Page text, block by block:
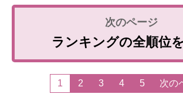
ランキングの全順位
1 2 3 4 5 次の